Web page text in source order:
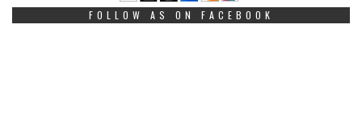
FOLLOW AS ON FACEBOOK